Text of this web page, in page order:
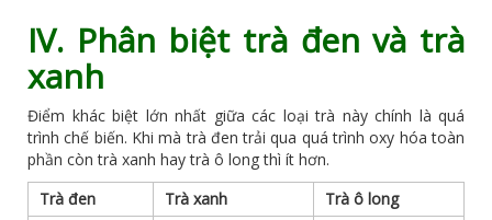
IV. Phân biệt trà đen và trà
xanh
Điểm khác biệt lớn nhất giữa các loại trà này chính là quá
trình chế biến. Khi mà trà đen trải qua quá trình oxy hóa toàn
phần còn trà xanh hay trà ô long thì ít hơn.
Trà đen
Trà xanh
Trà ô long